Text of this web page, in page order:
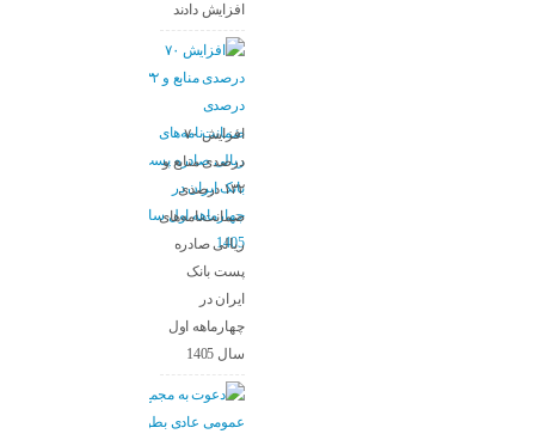
افزایش دادند
افزایش ۷۰
درصدی منابع و
۱۳۲ درصدی
ضمانت‌نامه‌های
ریالی صادره
پست بانک
ایران در
چهارماهه اول
سال 1405